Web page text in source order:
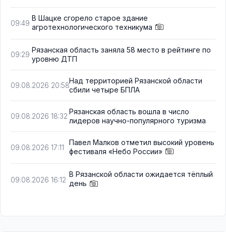
09:49
В Шацке сгорело старое здание
агротехнологического техникума
09:29
Рязанская область заняла 58 место в рейтинге по
уровню ДТП
09.08.2026 20:58
Над территорией Рязанской области
сбили четыре БПЛА
09.08.2026 18:32
Рязанская область вошла в число
лидеров научно-популярного туризма
09.08.2026 17:11
Павел Малков отметил высокий уровень
фестиваля «Небо России»
09.08.2026 16:12
В Рязанской области ожидается тёплый
день